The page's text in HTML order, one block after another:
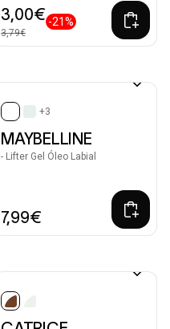
3,00€
3,79€
-21%
selected
+3
MAYBELLINE
- Lifter Gel Óleo Labial
7,99€
selected